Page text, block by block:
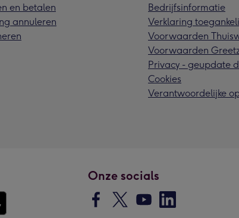
en betalen
annuleren
Bedrijfsinformatie
Verklaring
Voorwaarden
Voorwaarden
Privacy - geupdate
Cookies
Verantwoordelijke
Onze socials